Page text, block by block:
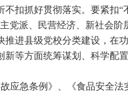
不扣抓好贯彻落实。要紧扣
党派、民营经济、新社会
推进县级党校分类建设，在
新等方面统筹谋划、科学配
应急条例》、《食品安全